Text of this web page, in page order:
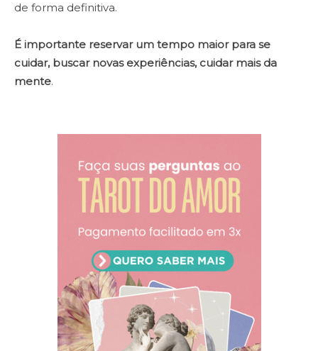
de forma definitiva.
É importante reservar um tempo maior para se
cuidar, buscar novas experiências, cuidar mais da
mente.